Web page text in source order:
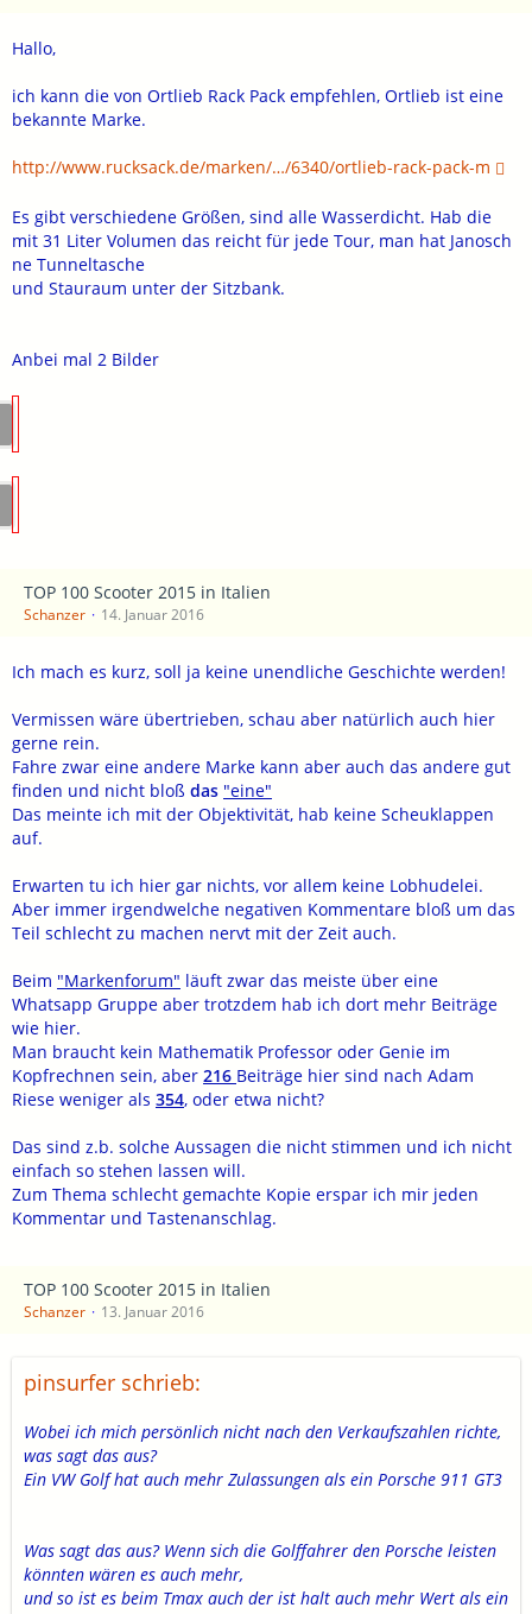
Hallo,
ich kann die von Ortlieb Rack Pack empfehlen, Ortlieb ist eine
bekannte Marke.
http://www.rucksack.de/marken/…/6340/ortlieb-rack-pack-m
Es gibt verschiedene Größen, sind alle Wasserdicht. Hab die
mit 31 Liter Volumen das reicht für jede Tour, man hat Janosch
ne Tunneltasche
und Stauraum unter der Sitzbank.
Anbei mal 2 Bilder
TOP 100 Scooter 2015 in Italien
Schanzer 14. Januar 2016
Ich mach es kurz, soll ja keine unendliche Geschichte werden!
Vermissen wäre übertrieben, schau aber natürlich auch hier
gerne rein.
Fahre zwar eine andere Marke kann aber auch das andere gut
finden und nicht bloß das "eine"
Das meinte ich mit der Objektivität, hab keine Scheuklappen
auf.
Erwarten tu ich hier gar nichts, vor allem keine Lobhudelei.
Aber immer irgendwelche negativen Kommentare bloß um das
Teil schlecht zu machen nervt mit der Zeit auch.
Beim "Markenforum" läuft zwar das meiste über eine
Whatsapp Gruppe aber trotzdem hab ich dort mehr Beiträge
wie hier.
Man braucht kein Mathematik Professor oder Genie im
Kopfrechnen sein, aber 216 Beiträge hier sind nach Adam
Riese weniger als 354, oder etwa nicht?
Das sind z.b. solche Aussagen die nicht stimmen und ich nicht
einfach so stehen lassen will.
Zum Thema schlecht gemachte Kopie erspar ich mir jeden
Kommentar und Tastenanschlag.
TOP 100 Scooter 2015 in Italien
Schanzer 13. Januar 2016
pinsurfer schrieb:
Wobei ich mich persönlich nicht nach den Verkaufszahlen richte,
was sagt das aus?
Ein VW Golf hat auch mehr Zulassungen als ein Porsche 911 GT3
Was sagt das aus? Wenn sich die Golffahrer den Porsche leisten
könnten wären es auch mehr,
und so ist es beim Tmax auch der ist halt auch mehr Wert als ein